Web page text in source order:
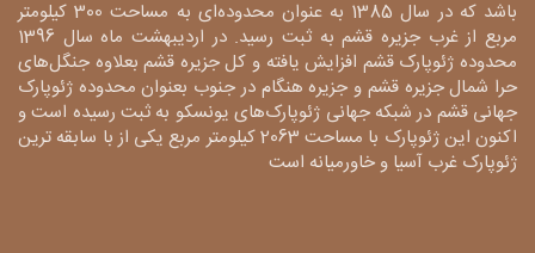
باشد که در سال 1385 به عنوان محدوده‌ای به مساحت 300 کیلومتر
مربع از غرب جزیره قشم به ثبت رسید. در اردیبهشت ماه سال 1396
محدوده ژئوپارک قشم افزایش یافته و کل جزیره قشم بعلاوه جنگل‌های
حرا شمال جزیره قشم و جزیره هنگام در جنوب بعنوان محدوده ژئوپارک
جهانی قشم در شبکه جهانی ژئوپارک‌های یونسکو به ثبت رسیده است و
اکنون این ژئوپارک با مساحت 2063 کیلومتر مربع یکی از با سابقه ترین
ژئوپارک غرب آسیا و خاورمیانه است